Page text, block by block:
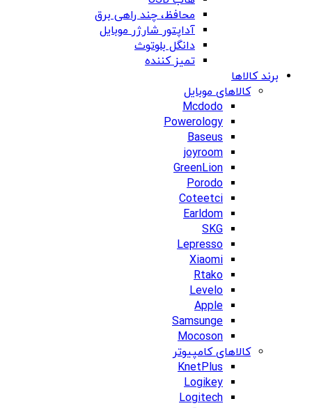
محافظ، چند راهی برق
آداپتور شارژر موبایل
دانگل بلوتوث
تمیز کننده
برند کالاها
کالاهای موبایل
Mcdodo
Powerology
Baseus
joyroom
GreenLion
Porodo
Coteetci
Earldom
SKG
Lepresso
Xiaomi
Rtako
Levelo
Apple
Samsunge
Mocoson
کالاهای کامپیوتر
KnetPlus
Logikey
Logitech